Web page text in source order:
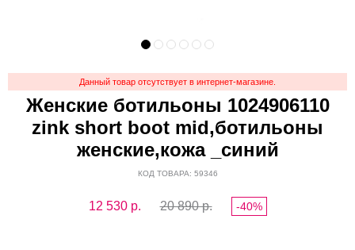
Данный товар отсутствует в интернет-магазине.
Женские ботильоны 1024906110
zink short boot mid,ботильоны
женские,кожа _синий
КОД ТОВАРА: 59346
12 530р. 20 890 р. -40%